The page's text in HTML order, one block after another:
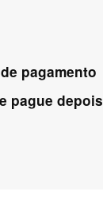
pagamento
pague depois